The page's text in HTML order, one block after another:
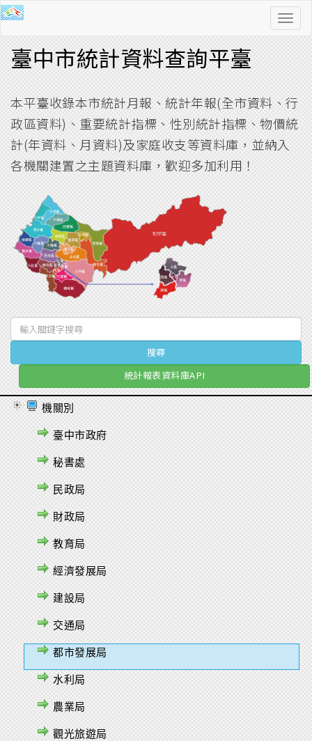
功
臺中市統計資料查詢平臺
本平臺收錄本市統計月報、統計年報(全市資料、行
政區資料)、重要統計指標、性別統計指標、物價統
計(年資料、月資料)及家庭收支等資料庫，並納入
各機關建置之主題資料庫，歡迎多加利用！
統計報表資料庫API
機關別
臺中市政府
秘書處
民政局
財政局
教育局
經濟發展局
建設局
交通局
都市發展局
水利局
農業局
觀光旅遊局